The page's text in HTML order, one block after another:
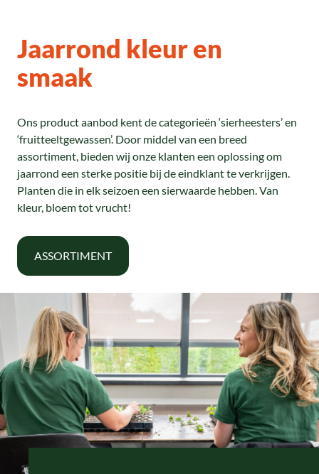
Jaarrond kleur en
smaak
Ons product aanbod kent de categorieën ‘sierheesters’ en
‘fruitteeltgewassen’. Door middel van een breed
assortiment, bieden wij onze klanten een oplossing om
jaarrond een sterke positie bij de eindklant te verkrijgen.
Planten die in elk seizoen een sierwaarde hebben. Van
kleur, bloem tot vrucht!
ASSORTIMENT